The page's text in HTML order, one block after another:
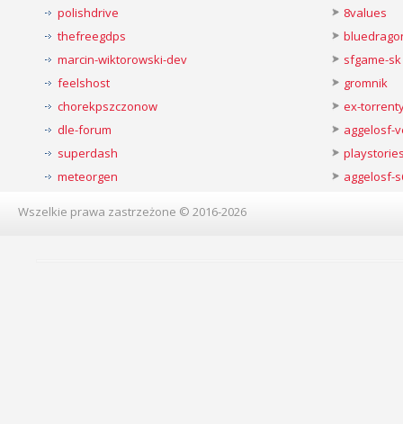
polishdrive
thefreegdps
marcin-wiktorowski-dev
feelshost
chorekpszczonow
dle-forum
superdash
meteorgen
8values
sfgame-sk
gromnik
ex-
aggelosf-
aggelosf-
Wszelkie prawa zastrzeżone © 2016-2026